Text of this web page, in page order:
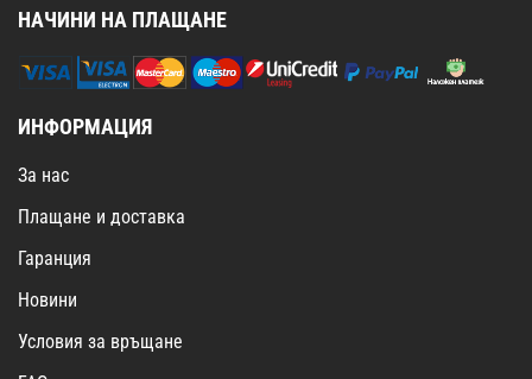
НАЧИНИ НА ПЛАЩАНЕ
ИНФОРМАЦИЯ
За нас
Плащане и доставка
Гаранция
Новини
Условия за връщане